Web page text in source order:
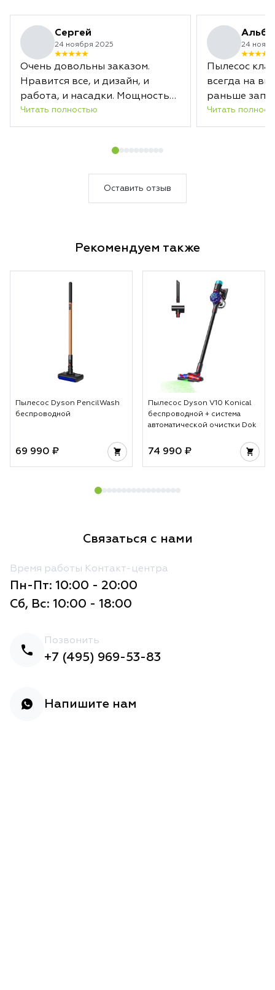
Сергей
24 ноября 2025
Очень довольны заказом.
Нравится все, и дизайн, и
работа, и насадки. Мощность
отличная. Заряда хватает
надолго. А новая насадка с
подсвечивает загрязненные
теперь в удовольствие.
Читать полностью
24
Пылесос
всегда на
раньше
срока.
Читать
Оставить отзыв
Рекомендуем также
Пылесос Dyson PencilWash
беспроводной
69 990 ₽
Пылесос Dyson V10 Konical
беспроводной + система
автоматической очистки Dok
74 990 ₽
Связаться с нами
Время работы Контакт-центра
Пн-Пт: 10:00 - 20:00
Сб, Вс: 10:00 - 18:00
Позвонить
+7 (495) 969-53-83
Напишите нам